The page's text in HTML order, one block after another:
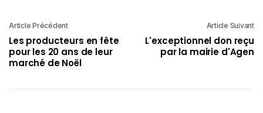
Article Précédent
Les producteurs en fête
pour les 20 ans de leur
marché de Noël
Article Suivant
L'exceptionnel don reçu
par la mairie d'Agen